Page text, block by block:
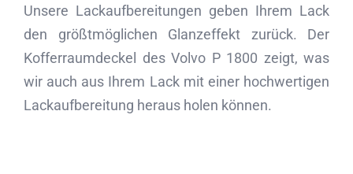
Unsere Lackaufbereitungen geben Ihrem Lack
den größtmöglichen Glanzeffekt zurück. Der
Kofferraumdeckel des Volvo P 1800 zeigt, was
wir auch aus Ihrem Lack mit einer hochwertigen
Lackaufbereitung heraus holen können.